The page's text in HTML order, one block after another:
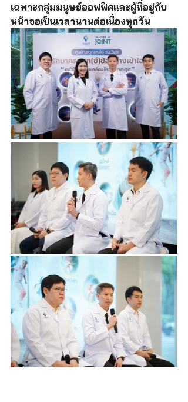
เฉพาะกลุ่มมนุษย์ออฟฟิศและผู้ที่อยู่กับ
หน้าจอเป็นเวลานานต่อเนื่องทุกวัน